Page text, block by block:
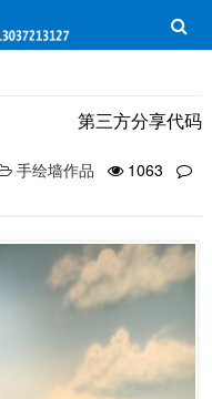
第三方分享代码
手绘墙作品
1063